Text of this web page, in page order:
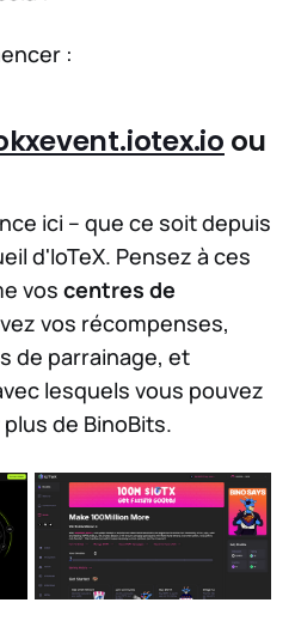
:
ou
ici – que ce soit depuis
d'IoTeX. Pensez à ces
vos centres de
vos récompenses,
de parrainage, et
lesquels vous pouvez
de BinoBits.